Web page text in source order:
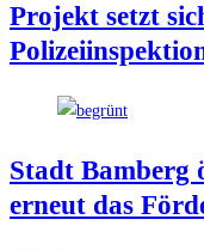
Pro­jekt setzt
Stadt Bam­berg
erneut das